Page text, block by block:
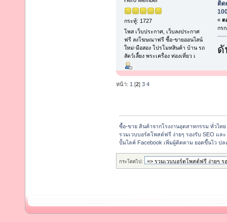
กระทู้: 1727
โพส เว็บประกาศ, เว็บลงประกาศ
ฟรี ลงโฆษณาฟรี ซื้อ-ขายออนไลน์
ใหม่-มือสอง โปรโมทสินค้า บ้าน รถ
สัตว์เลี้ยง พระเครื่อง ท่องเที่ยว เ
ติด
« ต
กร
ดั
หน้า: 1 [2] 3 4
ซื้อ-ขาย สินค้าจากโรงงานอุตสาหกรรม ทั่วไทย
รวมเวบบอร์ดโพสต์ฟรี ง่ายๆ รองรับ SEO แล
ปั้มไลค์ Facebook เพิ่มผู้ติดตาม ยอดขึ้นไว ปล
กระโดดไป: